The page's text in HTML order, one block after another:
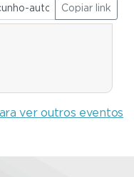
Copiar link
ver outros eventos